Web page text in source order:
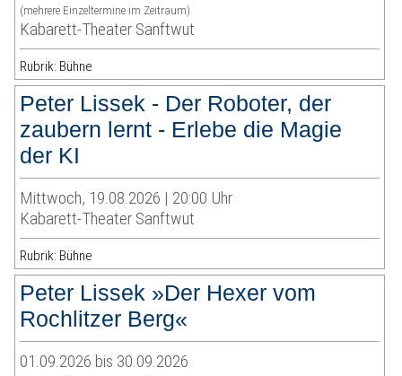
(mehrere Einzeltermine im Zeitraum)
Kabarett-Theater Sanftwut
Rubrik: Bühne
Peter Lissek - Der Roboter, der
zaubern lernt - Erlebe die Magie
der KI
Mittwoch, 19.08.2026 | 20:00 Uhr
Kabarett-Theater Sanftwut
Rubrik: Bühne
Peter Lissek »Der Hexer vom
Rochlitzer Berg«
01.09.2026 bis 30.09.2026